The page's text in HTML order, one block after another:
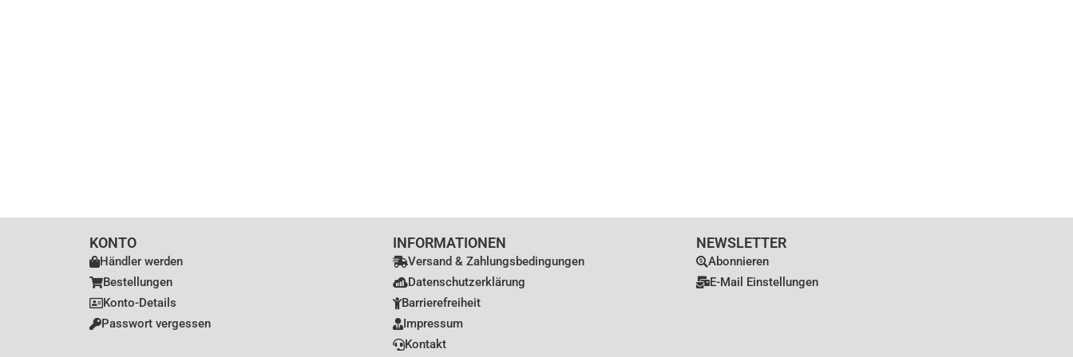
KONTO
Händler werden
Bestellungen
Konto-Details
Passwort vergessen
INFORMATIONEN
Versand & Zahlungsbedingungen
Datenschutzerklärung
Barrierefreiheit
Impressum
Kontakt
NEWSLETTER
Abonnieren
E-Mail Einstellungen